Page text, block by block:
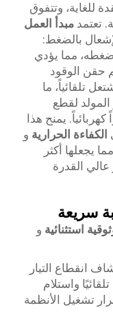
للغاية، وتتفوق
تعتمد مبدأ العمل
بالضغط:
مما يؤدي
حقن الوقود
تلقائياً، ما
لقطع
يمنح هذا
الكفاءة الحرارية و
يجعلها أكثر
القدرة
استثنائية و
انقطاع التيار
واستلام
تشغيل الأنظمة